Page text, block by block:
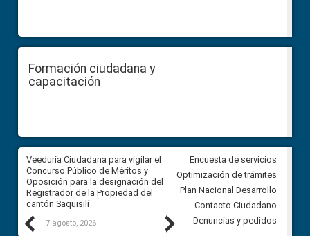
Formación ciudadana y
capacitación
Previous
Veeduría Ciudadana para vigilar el
Concurso Público de Méritos y
Oposición para la designación del
Registrador de la Propiedad del
cantón Saquisilí
7 agosto, 2026
Veeduría Ciudadana para
construcción del asfaltado de
Ballenita del cantón Santa
7 agosto, 2026
Next
Encuesta de servicios
Optimización de trámites
Plan Nacional Desarrollo
Contacto Ciudadano
Denuncias y pedidos